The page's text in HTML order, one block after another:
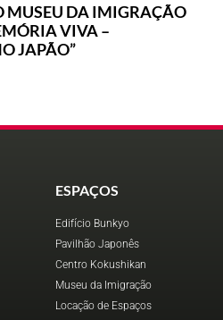
MUSEU DA IMIGRAÇÃO
VIVA –
JAPÃO”
ESPAÇOS
Edifício Bunkyo
Pavilhão Japonês
Centro Kokushikan
Museu da Imigração
Locação de Espaços